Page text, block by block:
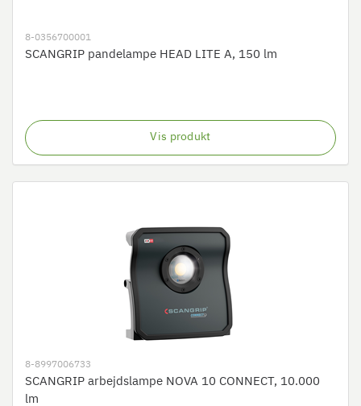
8-0356700001
SCANGRIP pandelampe HEAD LITE A, 150 lm
Vis produkt
8-8997006733
SCANGRIP arbejdslampe NOVA 10 CONNECT, 10.000
lm